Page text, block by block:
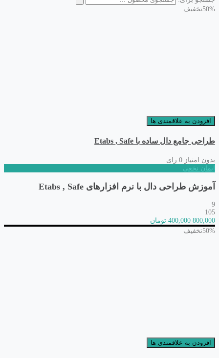
50%تخفیف
افزودن به علاقمندی ها
طراحی جامع دال ساده با Etabs , Safe
بدون امتیاز 0 رای
ایمان نخعی
آموزش طراحی دال با نرم افزارهای Etabs , Safe
9
105
800,000 400,000 تومان
50%تخفیف
افزودن به علاقمندی ها